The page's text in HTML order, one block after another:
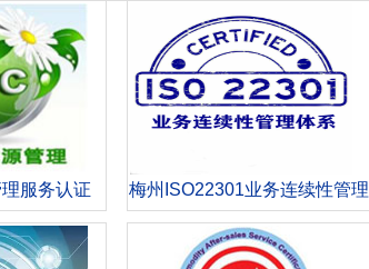
服务认证
梅州ISO22301业务连续性管理
体系认证